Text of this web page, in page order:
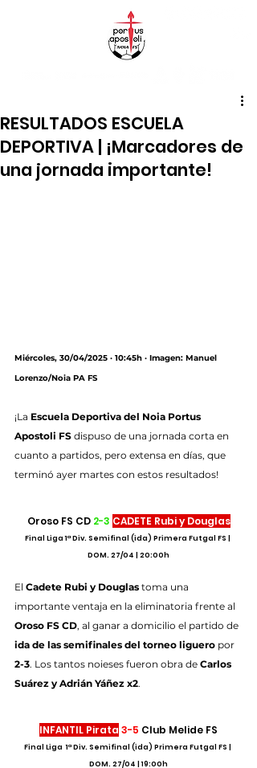
RESULTADOS ESCUELA
DEPORTIVA | ¡Marcadores de
una jornada importante!
Miércoles, 30/04/2025 · 10:45h · Imagen: Manuel
Lorenzo/Noia PA FS
¡La Escuela Deportiva del Noia Portus
Apostoli FS dispuso de una jornada corta en
cuanto a partidos, pero extensa en días, que
terminó ayer martes con estos resultados!
Oroso FS CD 2-3 CADETE Rubi y Douglas
Final Liga 1ª Div. Semifinal (ida) Primera Futgal FS |
DOM. 27/04 | 20:00h
El Cadete Rubi y Douglas toma una
importante ventaja en la eliminatoria frente al
Oroso FS CD, al ganar a domicilio el partido de
ida de las semifinales del torneo liguero por
2-3. Los tantos noieses fueron obra de Carlos
Suárez y Adrián Yáñez x2.
INFANTIL Pirata 3-5 Club Melide FS
Final Liga  1ª Div. Semifinal (ida) Primera Futgal FS |
DOM. 27/04 | 19:00h